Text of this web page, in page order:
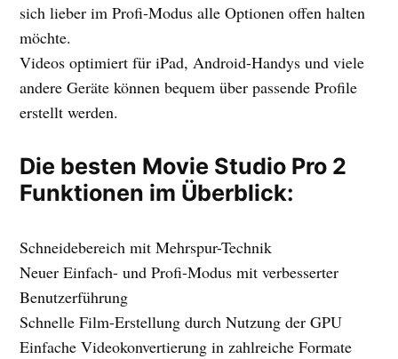
sich lieber im Profi-Modus alle Optionen offen halten
möchte.
Videos optimiert für iPad, Android-Handys und viele
andere Geräte können bequem über passende Profile
erstellt werden.
Die besten Movie Studio Pro 2
Funktionen im Überblick:
Schneidebereich mit Mehrspur-Technik
Neuer Einfach- und Profi-Modus mit verbesserter
Benutzerführung
Schnelle Film-Erstellung durch Nutzung der GPU
Einfache Videokonvertierung in zahlreiche Formate